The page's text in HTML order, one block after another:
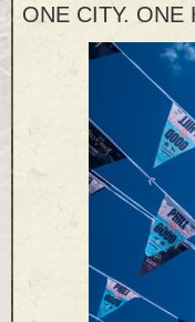
ONE CITY. ONE